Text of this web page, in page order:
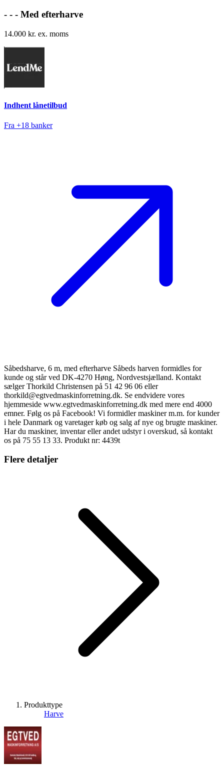
- - - Med efterharve
14.000 kr. ex. moms
Indhent lånetilbud
Fra +18 banker
Såbedsharve, 6 m, med efterharve Såbeds harven formidles for
kunde og står ved DK-4270 Høng, Nordvestsjælland. Kontakt
sælger Thorkild Christensen på 51 42 96 06 eller
thorkild@egtvedmaskinforretning.dk. Se endvidere vores
hjemmeside www.egtvedmaskinforretning.dk med mere end 4000
emner. Følg os på Facebook! Vi formidler maskiner m.m. for kunder
i hele Danmark og varetager køb og salg af nye og brugte maskiner.
Har du maskiner, inventar eller andet udstyr i overskud, så kontakt
os på 75 55 13 33. Produkt nr: 4439t
Flere detaljer
Produkttype
Harve